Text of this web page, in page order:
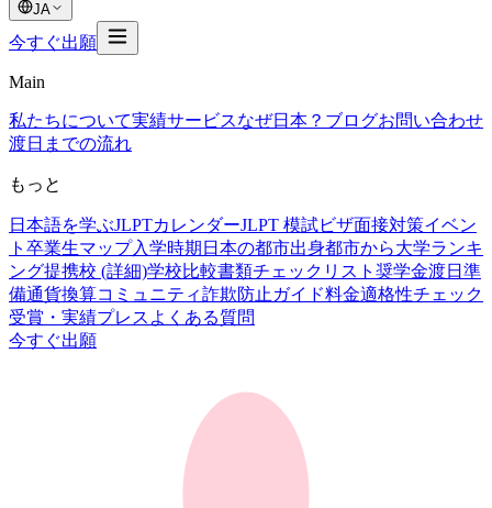
JA
今すぐ出願
Main
私たちについて実績サービスなぜ日本？ ブログお問い合わせ
渡日までの流れ
もっと
日本語を学ぶJLPTカレンダーJLPT 模試ビザ面接対策イベン
ト 卒業生マップ入学時期 日本の都市出身都市から大学ランキ
ング提携校 (詳細)学校比較書類チェックリスト 奨学金渡日準
備通貨換算コミュニティ詐欺防止ガイド料金適格性チェック
受賞・実績プレス よくある質問
今すぐ出願